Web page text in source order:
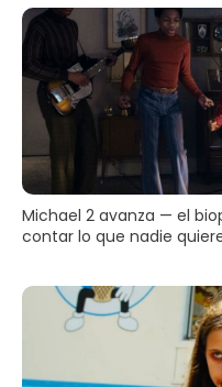
Michael 2 avanza — el
contar lo que nadie